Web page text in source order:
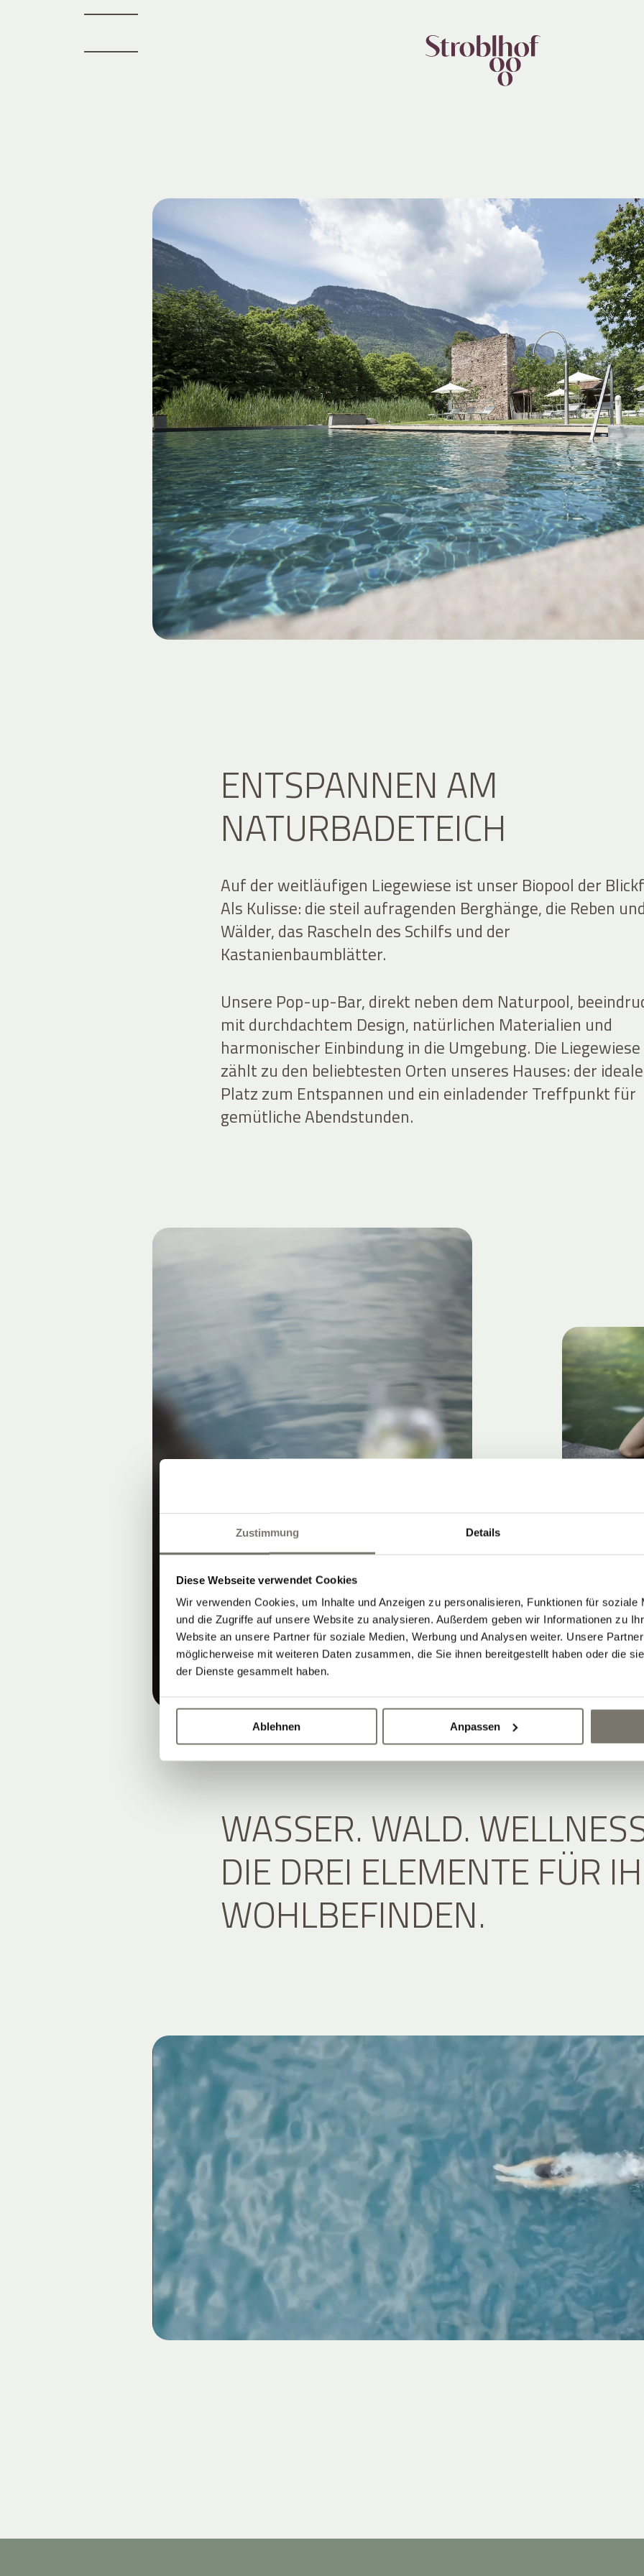
Zustimmung Details
Diese Webseite verwendet Cookies
Wir verwenden Cookies, um Inhalte und Anzeigen zu personalisieren, Funktionen für soziale
und die Zugriffe auf unsere Website zu analysieren. Außerdem geben wir Informationen zu
Website an unsere Partner für soziale Medien, Werbung und Analysen weiter. Unsere
möglicherweise mit weiteren Daten zusammen, die Sie ihnen bereitgestellt haben oder die
der Dienste gesammelt haben.
Ablehnen Anpassen
ENTSPANNEN AM
NATURBADETEICH
Auf der weitläufigen Liegewiese ist unser Biopool der
Als Kulisse: die steil aufragenden Berghänge, die Reben
Wälder, das Rascheln des Schilfs und der
Kastanienbaumblätter.
Unsere Pop-up-Bar, direkt neben dem Naturpool,
mit durchdachtem Design, natürlichen Materialien und
harmonischer Einbindung in die Umgebung. Die Liegewiese
zählt zu den beliebtesten Orten unseres Hauses: der ideale
Platz zum Entspannen und ein einladender Treffpunkt für
gemütliche Abendstunden.
WASSER. WALD.
DIE DREI ELEMENTE FÜR
WOHLBEFINDEN.